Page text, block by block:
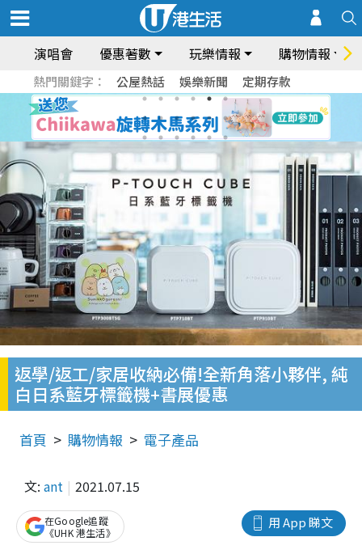
演唱會 優惠著數 玩樂情報 購物情報
熱門關鍵字： 公屋熱話 娛樂新聞 定期存款
返學/返工/家居收納必備!全新角落小夥伴, 純
白日系藍牙標籤機+書展優惠
首頁 購物情報 電子產品
文: ant 2021.07.15
用 App 睇文
在Google追蹤
《UHK 港生活》